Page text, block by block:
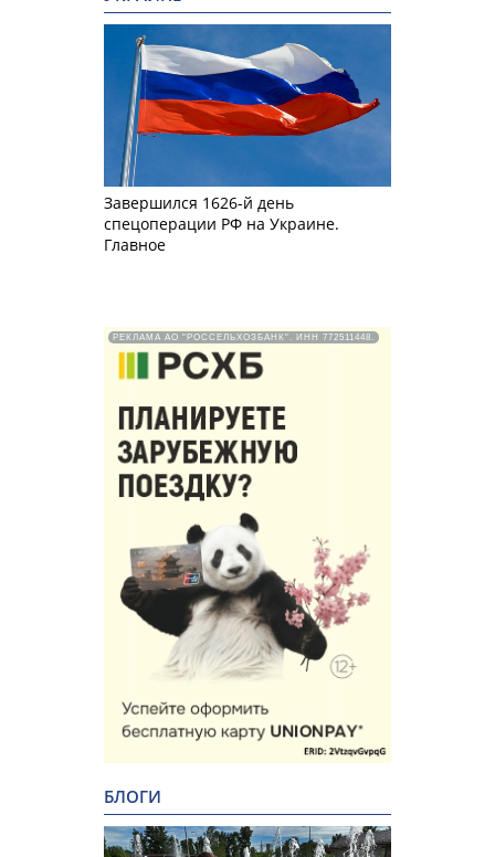
Завершился 1626-й день
спецоперации РФ на Украине.
Главное
РЕКЛАМА АО "РОССЕЛЬХОЗБАНК". ИНН 772511448.
БЛОГИ